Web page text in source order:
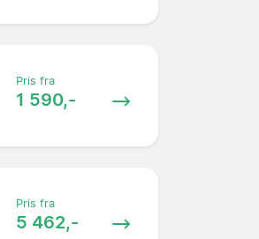
Pris fra
1 590,-
Pris fra
5 462,-